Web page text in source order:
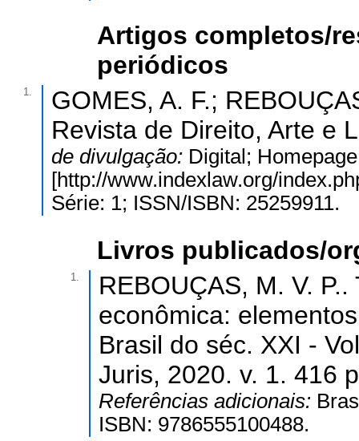
Artigos completos/
periódicos
1.
GOMES, A. F.;
Revista de Direito, Arte e
de divulgação: Digital;
[http://www.indexlaw.org/
Série: 1; ISSN/ISBN: 25259911.
Livros publicados/
1.
REBOUÇAS, M. V.
econômica:
Brasil do séc. XXI -
Juris, 2020. v. 1. 416
Referências adicionais:
ISBN: 9786555100488.